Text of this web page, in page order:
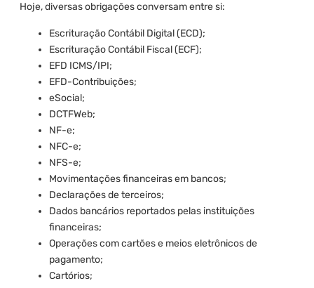
Hoje, diversas obrigações conversam entre si:
Escrituração Contábil Digital (ECD);
Escrituração Contábil Fiscal (ECF);
EFD ICMS/IPI;
EFD-Contribuições;
eSocial;
DCTFWeb;
NF-e;
NFC-e;
NFS-e;
Movimentações financeiras em bancos;
Declarações de terceiros;
Dados bancários reportados pelas instituições
financeiras;
Operações com cartões e meios eletrônicos de
pagamento;
Cartórios;